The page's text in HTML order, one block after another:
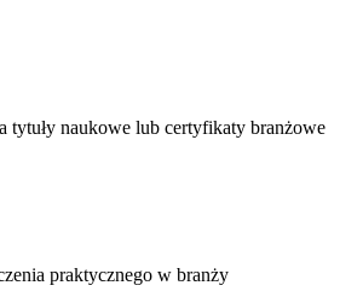
tytuły naukowe lub certyfikaty branżowe
praktycznego w branży